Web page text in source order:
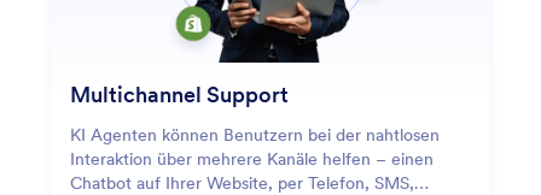
Multichannel Support
KI Agenten können Benutzern bei der nahtlosen
Interaktion über mehrere Kanäle helfen – einen
Chatbot auf Ihrer Website, per Telefon, SMS,